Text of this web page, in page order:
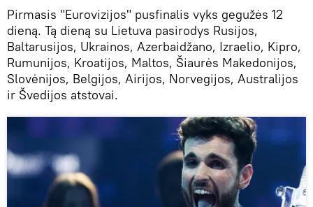
Pirmasis "Eurovizijos" pusfinalis vyks gegužės 12
dieną. Tą dieną su Lietuva pasirodys Rusijos,
Baltarusijos, Ukrainos, Azerbaidžano, Izraelio, Kipro,
Rumunijos, Kroatijos, Maltos, Šiaurės Makedonijos,
Slovėnijos, Belgijos, Airijos, Norvegijos, Australijos
ir Švedijos atstovai.